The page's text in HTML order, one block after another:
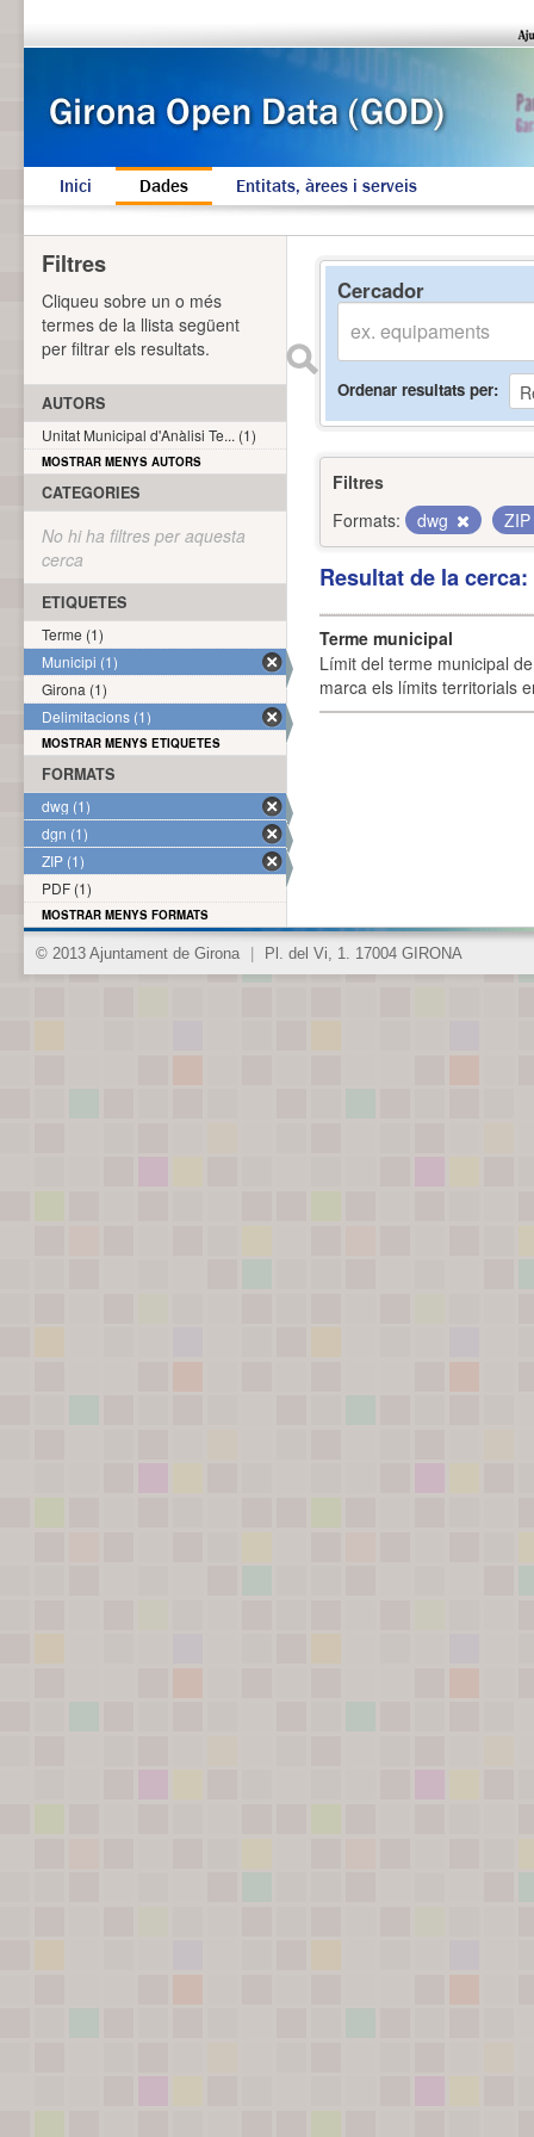
Inici Dades Entitats, àrees i serveis
Cercador
Ordenar resultats per
Filtres
Formats:
dwg ZIP
Resultat de la
Terme municipal
Límit del terme municipal
marca els límits territorials
Filtres
Cliqueu sobre un o més
termes de la llista següent
per filtrar els resultats.
AUTORS
Unitat Municipal d'Anàlisi Te... (1)
MOSTRAR MENYS AUTORS
CATEGORIES
No hi ha filtres per aquesta
cerca
ETIQUETES
Terme (1)
Municipi (1)
Girona (1)
Delimitacions (1)
MOSTRAR MENYS ETIQUETES
FORMATS
dwg (1)
dgn (1)
ZIP (1)
PDF (1)
MOSTRAR MENYS FORMATS
© 2013 Ajuntament de Girona Pl. del Vi, 1. 17004 GIRONA